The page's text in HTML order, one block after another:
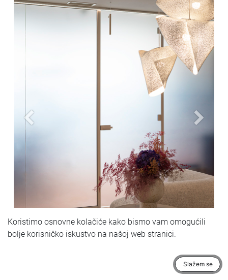
Prethodni
Koristimo osnovne kolačiće kako bismo vam omogućili
bolje korisničko iskustvo na našoj web stranici.
Slažem se